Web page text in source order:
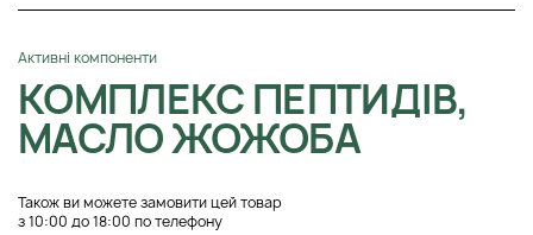
Активні компоненти
КОМПЛЕКС ПЕПТИДІВ,
МАСЛО ЖОЖОБА
Також ви можете замовити цей товар
з 10:00 до 18:00 по телефону